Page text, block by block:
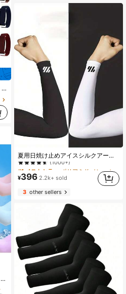
UVカット アームスリーブ 4ペア、伸縮性のある長袖、ユニセックス、カジュアルサイクリングスポーツグローブ、夏の屋外使用に適しています
夏用日焼け止めアイスシルクアームスリーブ、運転、サイクリング、アウトドア用UVカットアームカバー、エレガント&カジュアルデザイン、ナイロン製、春、夏、秋に適したアームカバー、アームウォーマー、秋のコーディネート、ハロウィンコスチューム、ブラックアームスリーブ、男性へのギフト
ポリアミド メンズグローブ
(1000+)
#1 ベストセラー
(1000+)
#1 ベストセラー
(1000+)
ポリアミド メンズグローブ
(1000+)
¥396 2.2k+ sold
3other sellers